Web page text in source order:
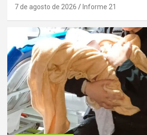
7 de agosto de 2026 Informe 21